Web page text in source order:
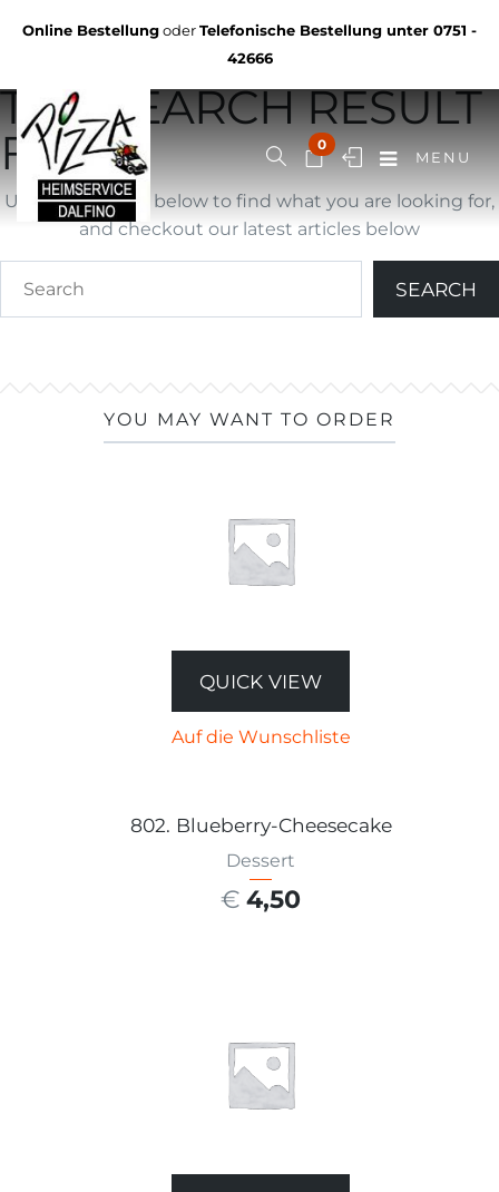
Online BestellungoderTelefonische Bestellung unter 0751 -
42666
0
MENU
YOU ARE BROWSING
THE SEARCH RESULT
FOR ""
Use search form below to find what you are looking for,
and checkout our latest articles below
YOU MAY WANT TO ORDER
QUICK VIEW
Auf die Wunschliste
802. Blueberry-Cheesecake
Dessert
€ 4,50